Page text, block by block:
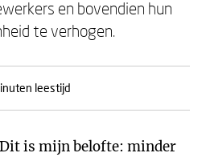
en bovendien hun
te verhogen.
leestijd
is mijn belofte: minder